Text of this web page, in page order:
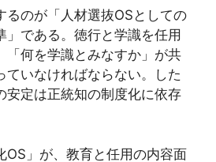
るのが「人材選抜OSとしての
」である。徳行と学識を任用
「何を学識とみなすか」が共
ていなければならない。した
安定は正統知の制度化に依存
OS」が、教育と任用の内容面